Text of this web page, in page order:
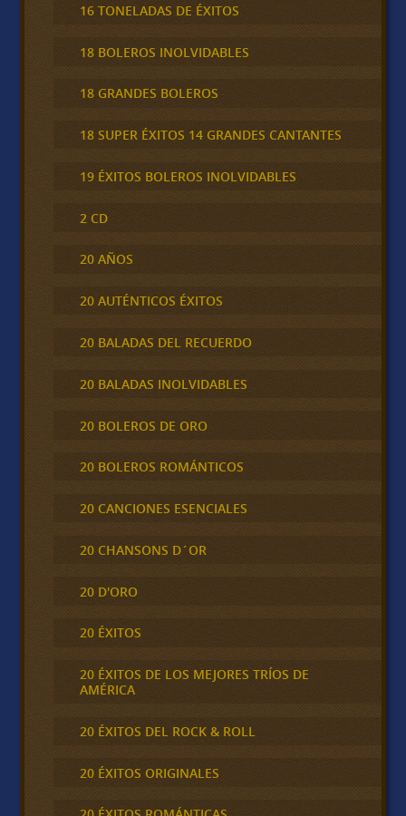
16 TONELADAS DE ÉXITOS
18 BOLEROS INOLVIDABLES
18 GRANDES BOLEROS
18 SUPER ÉXITOS 14 GRANDES CANTANTES
19 ÉXITOS BOLEROS INOLVIDABLES
2 CD
20 AÑOS
20 AUTÉNTICOS ÉXITOS
20 BALADAS DEL RECUERDO
20 BALADAS INOLVIDABLES
20 BOLEROS DE ORO
20 BOLEROS ROMÁNTICOS
20 CANCIONES ESENCIALES
20 CHANSONS D´OR
20 D'ORO
20 ÉXITOS
20 ÉXITOS DE LOS MEJORES TRÍOS DE
AMÉRICA
20 ÉXITOS DEL ROCK & ROLL
20 ÉXITOS ORIGINALES